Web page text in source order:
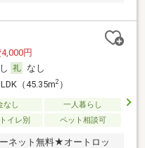
円
なし
（45.35m2）
なし
一人暮らし
イレ別 ペット相談可
ネット無料★オートロッ